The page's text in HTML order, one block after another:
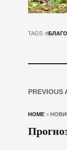
TAGS: #
PREVIOUS
HOME >